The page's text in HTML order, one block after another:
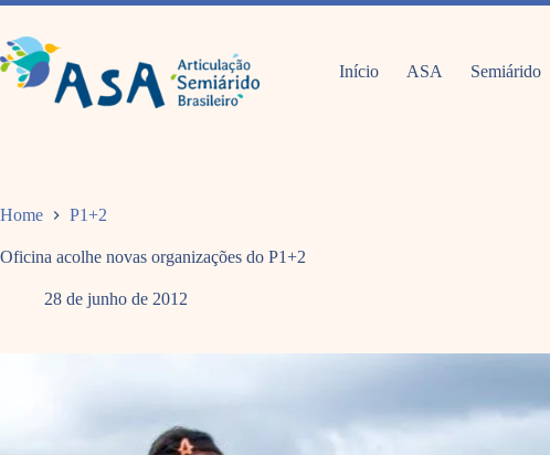
Pular
o
conteúdo
Início ASA Semiárido
Home P1+2
Oficina acolhe novas organizações do P1+2
28 de junho de 2012